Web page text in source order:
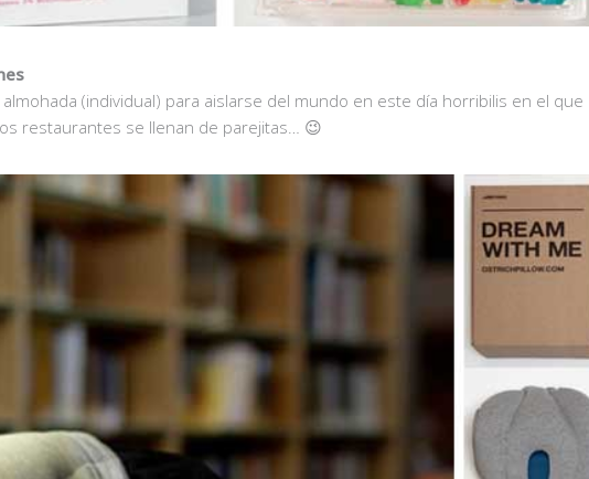
(individual) para aislarse del mundo en este día horribilis en el que
restaurantes se llenan de parejitas… 😉